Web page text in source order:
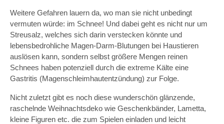
Weitere Gefahren lauern da, wo man sie nicht unbedingt
vermuten würde: im Schnee! Und dabei geht es nicht nur um
Streusalz, welches sich darin verstecken könnte und
lebensbedrohliche Magen-Darm-Blutungen bei Haustieren
auslösen kann, sondern selbst größere Mengen reinen
Schnees haben potenziell durch die extreme Kälte eine
Gastritis (Magenschleimhautentzündung) zur Folge.
Nicht zuletzt gibt es noch diese wunderschön glänzende,
raschelnde Weihnachtsdeko wie Geschenkbänder, Lametta,
kleine Figuren etc. die zum Spielen einladen und leicht